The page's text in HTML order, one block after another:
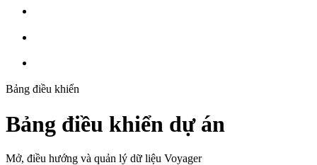
Bảng điều khiển
Bảng điều khiển dự án
Mở, điều hướng và quản lý dữ liệu Voyager